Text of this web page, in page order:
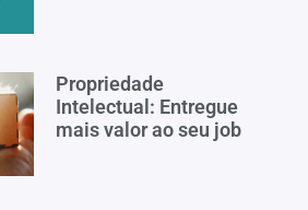
Propriedade
Intelectual: Entregue
mais valor ao seu job